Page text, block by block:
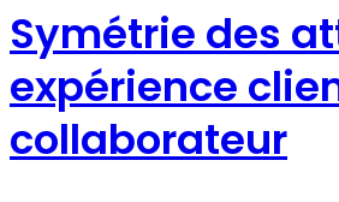
Symétrie des
expérience
collaborateur